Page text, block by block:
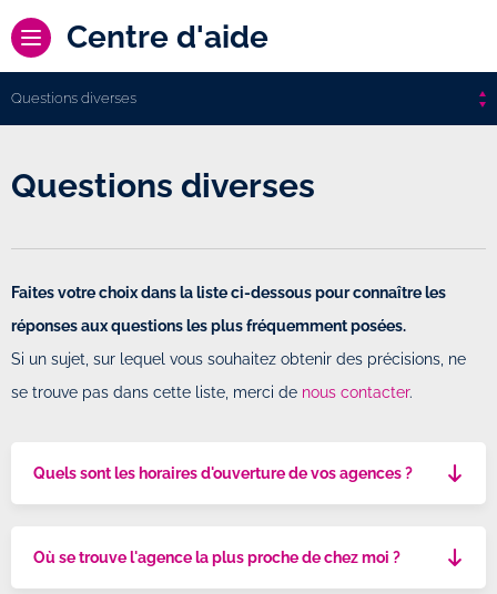
Centre d'aide
Questions diverses
Questions diverses
Faites votre choix dans la liste ci-dessous pour connaître les
réponses aux questions les plus fréquemment posées.
Si un sujet, sur lequel vous souhaitez obtenir des précisions, ne
se trouve pas dans cette liste, merci de nous contacter.
Quels sont les horaires d'ouverture de vos agences ?
Où se trouve l'agence la plus proche de chez moi ?